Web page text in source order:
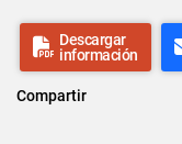
Descargar
información
Compartir